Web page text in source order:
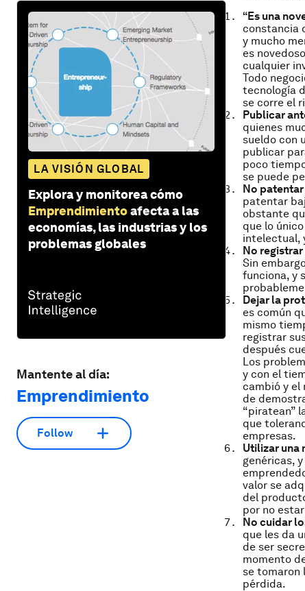
LA VISIÓN GLOBAL
Explora y monitorea cómo
Emprendimientoafecta a las
economías, las industrias y los
problemas globales
Mantente al día:
Emprendimiento
Follow
“Es una
constancia
y mucho
es
cualquier
Todo
tecnología
se corre el
Publicar
quienes
sueldo con
publicar
poco
se puede
No
patentar
obstante
que lo
intelectual,
No
Sin
funciona, y
Dejar la
es común
mismo
registrar
después
Los
y con el
cambió y el
de
“piratean”
que
empresas.
Utilizar una
genéricas,
valor se
del
por no
No cuidar
que les da
de ser
momento
se tomaron
pérdida.